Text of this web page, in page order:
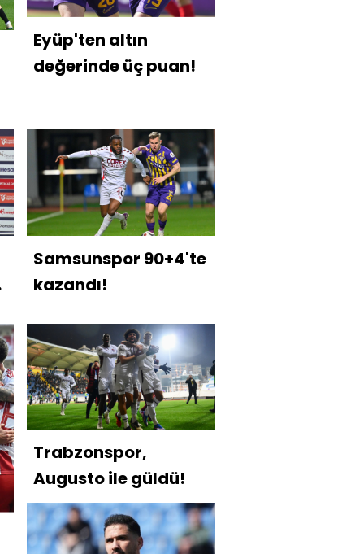
Eyüp'ten altın
değerinde üç puan!
Samsunspor 90+4'te
kazandı!
Trabzonspor,
Augusto ile güldü!